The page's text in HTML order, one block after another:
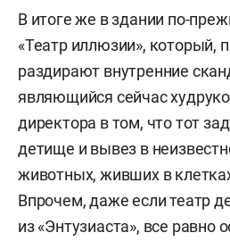
В итоге же в здании по-
«Театр иллюзии», который,
раздирают внутренние
являющийся сейчас
директора в том, что тот
детище и вывез в
животных, живших в
Впрочем, даже если театр
из «Энтузиаста», все равно